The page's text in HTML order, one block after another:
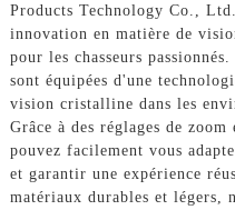
Products Technology Co.,
innovation en matière de
pour les chasseurs
sont équipées d'une
vision cristalline dans les
Grâce à des réglages de
pouvez facilement vous
et garantir une expérience
matériaux durables et légers,